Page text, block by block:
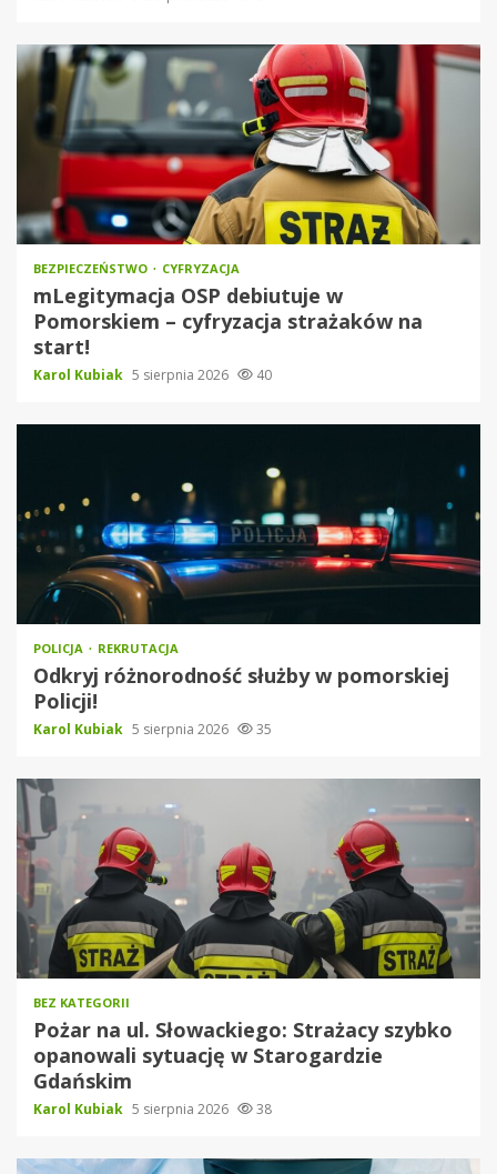
BEZPIECZEŃSTWO CYFRYZACJA
mLegitymacja OSP debiutuje w
Pomorskiem – cyfryzacja strażaków na
start!
Karol Kubiak 5 sierpnia 2026 40
POLICJA REKRUTACJA
Odkryj różnorodność służby w pomorskiej
Policji!
Karol Kubiak 5 sierpnia 2026 35
BEZ KATEGORII
Pożar na ul. Słowackiego: Strażacy szybko
opanowali sytuację w Starogardzie
Gdańskim
Karol Kubiak 5 sierpnia 2026 38